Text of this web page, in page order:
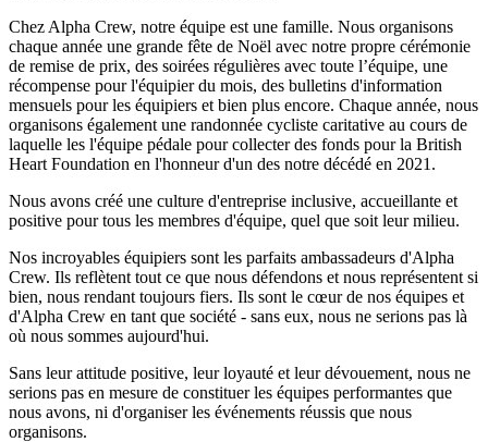
Chez Alpha Crew, notre équipe est une famille. Nous organisons
chaque année une grande fête de Noël avec notre propre cérémonie
de remise de prix, des soirées régulières avec toute l’équipe, une
récompense pour l'équipier du mois, des bulletins d'information
mensuels pour les équipiers et bien plus encore. Chaque année, nous
organisons également une randonnée cycliste caritative au cours de
laquelle les l'équipe pédale pour collecter des fonds pour la British
Heart Foundation en l'honneur d'un des notre décédé en 2021.
Nous avons créé une culture d'entreprise inclusive, accueillante et
positive pour tous les membres d'équipe, quel que soit leur milieu.
Nos incroyables équipiers sont les parfaits ambassadeurs d'Alpha
Crew. Ils reflètent tout ce que nous défendons et nous représentent si
bien, nous rendant toujours fiers. Ils sont le cœur de nos équipes et
d'Alpha Crew en tant que société - sans eux, nous ne serions pas là
où nous sommes aujourd'hui.
Sans leur attitude positive, leur loyauté et leur dévouement, nous ne
serions pas en mesure de constituer les équipes performantes que
nous avons, ni d'organiser les événements réussis que nous
organisons.